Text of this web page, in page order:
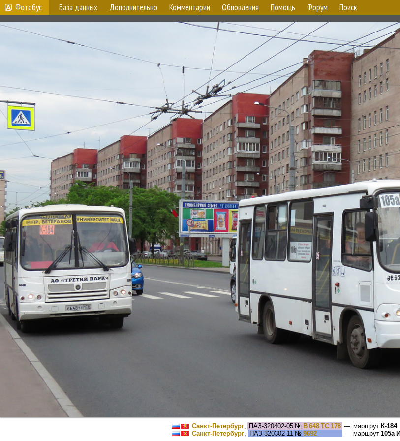
Фотобус База данных Дополнительно Комментарии Обновления Помощь Форум Поиск
Санкт-Петербург, ПАЗ-320402-05 № В 648 ТС 178 — маршрут К-184
Санкт-Петербург, ПАЗ-320302-11 № 9692 — маршрут 105а